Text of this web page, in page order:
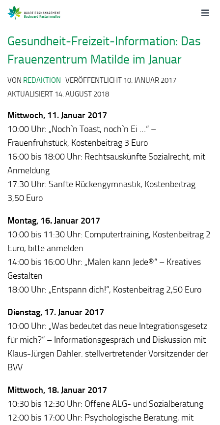
Gesundheit-Freizeit-Information: Das
Frauenzentrum Matilde im Januar
VON REDAKTION · VERÖFFENTLICHT 10. JANUAR 2017 ·
AKTUALISIERT 14. AUGUST 2018
Mittwoch, 11. Januar 2017
10:00 Uhr: „Noch`n Toast, noch`n Ei …“ –
Frauenfrühstück, Kostenbeitrag 3 Euro
16:00 bis 18:00 Uhr: Rechtsauskünfte Sozialrecht, mit
Anmeldung
17:30 Uhr: Sanfte Rückengymnastik, Kostenbeitrag
3,50 Euro
Montag, 16. Januar 2017
10:00 bis 11:30 Uhr: Computertraining, Kostenbeitrag 2
Euro, bitte anmelden
14:00 bis 16:00 Uhr: „Malen kann Jede®“ – Kreatives
Gestalten
18:00 Uhr: „Entspann dich!“, Kostenbeitrag 2,50 Euro
Dienstag, 17. Januar 2017
10:00 Uhr: „Was bedeutet das neue Integrationsgesetz
für mich?“ – Informationsgespräch und Diskussion mit
Klaus-Jürgen Dahler. stellvertretender Vorsitzender der
BVV
Mittwoch, 18. Januar 2017
10:30 bis 12:30 Uhr: Offene ALG- und Sozialberatung
12:00 bis 17:00 Uhr: Psychologische Beratung, mit